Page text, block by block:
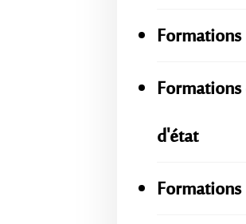
Formations
d'état